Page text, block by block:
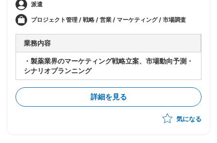
派遣
プロジェクト管理 / 戦略 / 営業 / マーケティング / 市場調査
業務内容
・製薬業界のマーケティング戦略立案、市場動向予測・
シナリオプランニング
詳細を見る
気になる